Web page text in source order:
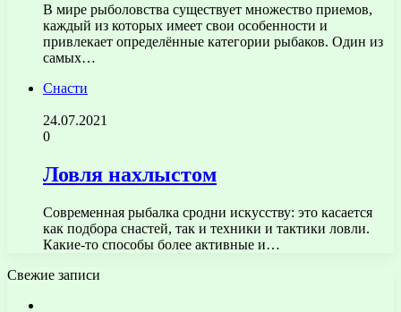
В мире рыболовства существует множество приемов,
каждый из которых имеет свои особенности и
привлекает определённые категории рыбаков. Один из
самых…
Снасти
24.07.2021
0
Ловля нахлыстом
Современная рыбалка сродни искусству: это касается
как подбора снастей, так и техники и тактики ловли.
Какие-то способы более активные и…
Свежие записи